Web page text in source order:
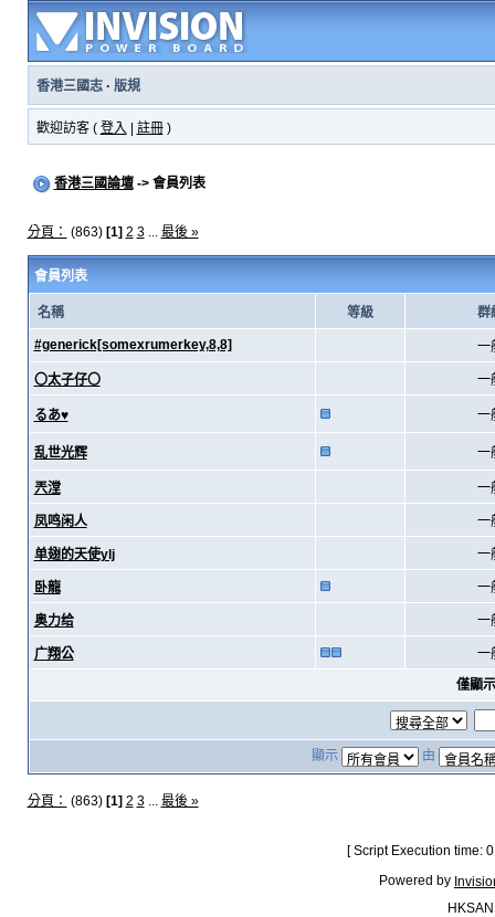
香港三國志· 版規
歡迎訪客 ( 登入 註冊)
香港三國論壇-> 會員列表
分頁： (863) [1] 2 3... 最後 »
會員列表
名稱 等級 群
#generick[somexrumerkey,8,8] 一
〇太子仔〇 一
るあ♥ 一
乱世光辉 一
兲漟 一
凤鸣闲人 一
单翅的天使ylj 一
卧龍 一
奥力给 一
广翔公
一
僅顯
顯示 由
分頁： (863) [1] 2 3... 最後 »
[ Script Execution time:
Powered by